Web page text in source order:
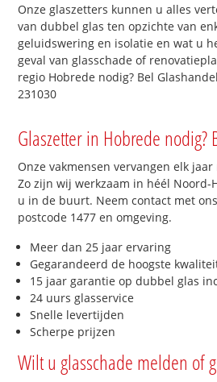
Onze glaszetters kunnen u alles
van dubbel glas ten opzichte van
geluidswering en isolatie en wat u
geval van glasschade of
regio Hobrede nodig? Bel
231030
Glaszetter in Hobrede nodig?
Onze vakmensen vervangen elk
Zo zijn wij werkzaam in héél
u in de buurt. Neem contact met
postcode 1477 en omgeving.
Meer dan 25 jaar ervaring
Gegarandeerd de hoogste
15 jaar garantie op dubbel glas
24 uurs glasservice
Snelle levertijden
Scherpe prijzen
Wilt u glasschade melden of